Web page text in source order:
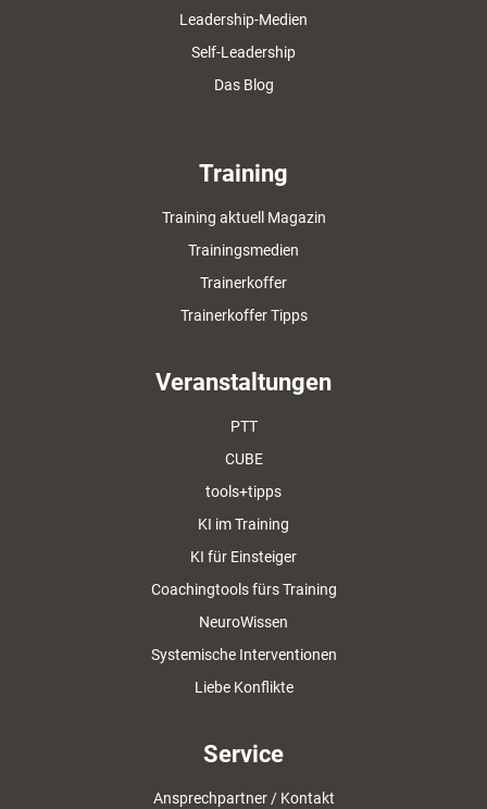
Leadership-Medien
Self-Leadership
Das Blog
Training
Training aktuell Magazin
Trainingsmedien
Trainerkoffer
Trainerkoffer Tipps
Veranstaltungen
PTT
CUBE
tools+tipps
KI im Training
KI für Einsteiger
Coachingtools fürs Training
NeuroWissen
Systemische Interventionen
Liebe Konflikte
Service
Ansprechpartner / Kontakt